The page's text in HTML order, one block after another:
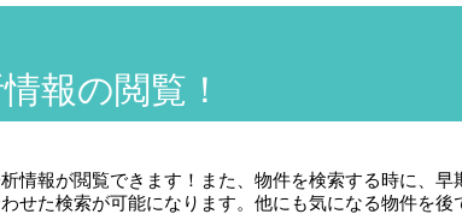
報の閲覧！
情報が閲覧できます！また、物件を検索する時に、早
せた検索が可能になります。他にも気になる物件を後